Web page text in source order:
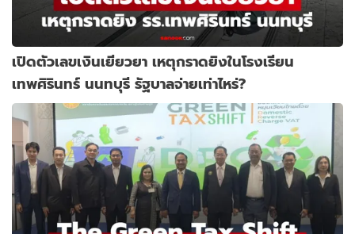
เปิดตัวเลขเงินเยียวยา เหตุกราดยิงในโรงเรียน
เทพศิรินทร์ นนทบุรี รัฐบาลจ่ายเท่าไหร่?